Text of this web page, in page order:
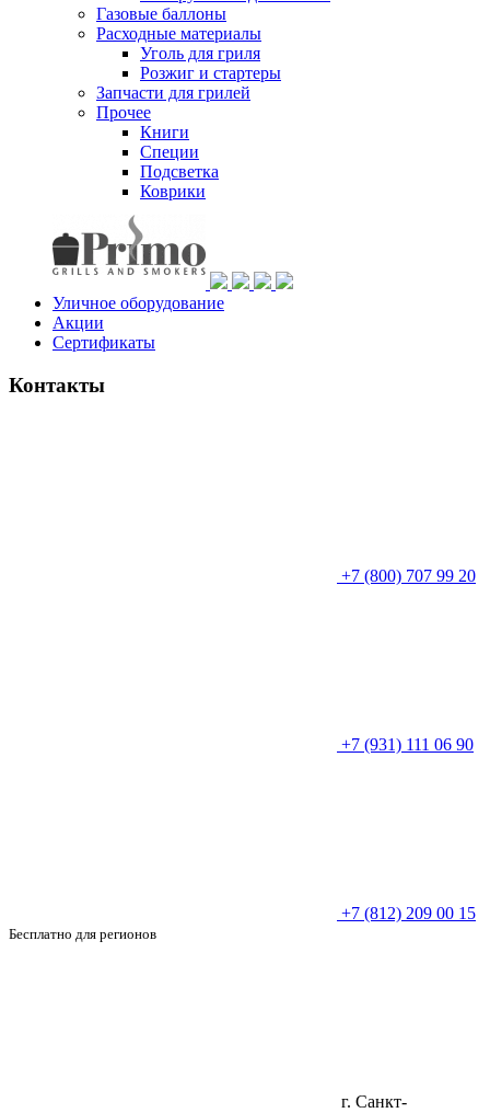
Газовые баллоны
Расходные материалы
Уголь для гриля
Розжиг и стартеры
Запчасти для грилей
Прочее
Книги
Специи
Подсветка
Коврики
Уличное оборудование
Акции
Сертификаты
Контакты
+7 (800) 707 99 20
+7 (931) 111 06 90
+7 (812) 209 00 15
Бесплатно для регионов
г. Санкт-